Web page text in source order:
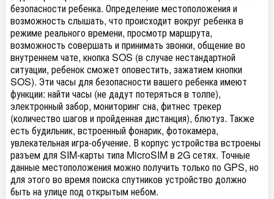
безопасности ребенка. Определение местоположения и
возможность слышать, что происходит вокруг ребенка в
режиме реального времени, просмотр маршрута,
возможность совершать и принимать звонки, общение во
внутреннем чате, кнопка SOS (в случае нестандартной
ситуации, ребенок сможет оповестить, зажатием кнопки
SOS). Эти часы для безопасности вашего ребенка имеют
функции: найти часы (не дадут потеряться в толпе),
электронный забор, мониторинг сна, фитнес трекер
(количество шагов и пройденная дистанция), блютуз. Также
есть будильник, встроенный фонарик, фотокамера,
увлекательная игра-обучение. В корпус устройства встроены
разъем для SIM-карты типа MicroSIM в 2G сетях. Точные
данные местоположения можно получить только по GPS, но
для этого во время поиска спутников устройство должно
быть на улице под открытым небом.